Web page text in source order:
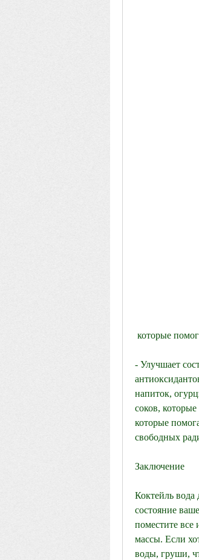
которые
- Улучшает
напиток,
соков,
которые
свободных
Заключение
Коктейль вода
состояние
поместите все
массы. Если
воды, груши,